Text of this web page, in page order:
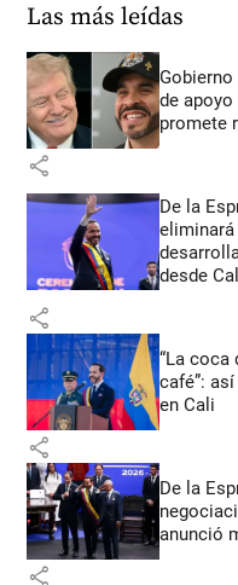
Las más leídas
de
promete
share
De la
desde
share
“La coca
café”:
en Cali
share
De la
anunció
share